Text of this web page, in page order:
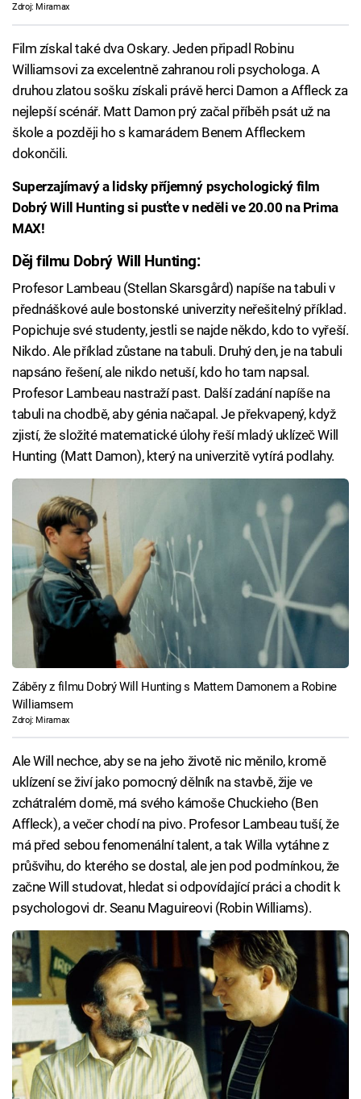
Zdroj: Miramax
Film získal také dva Oskary. Jeden připadl Robinu
Williamsovi za excelentně zahranou roli psychologa. A
druhou zlatou sošku získali právě herci Damon a Affleck za
nejlepší scénář. Matt Damon prý začal příběh psát už na
škole a později ho s kamarádem Benem Affleckem
dokončili.
Superzajímavý a lidsky příjemný psychologický film
Dobrý Will Hunting si pusťte v neděli ve 20.00 na Prima
MAX!
Děj filmu Dobrý Will Hunting:
Profesor Lambeau (Stellan Skarsgård) napíše na tabuli v
přednáškové aule bostonské univerzity neřešitelný příklad.
Popichuje své studenty, jestli se najde někdo, kdo to vyřeší.
Nikdo. Ale příklad zůstane na tabuli. Druhý den, je na tabuli
napsáno řešení, ale nikdo netuší, kdo ho tam napsal.
Profesor Lambeau nastraží past. Další zadání napíše na
tabuli na chodbě, aby génia načapal. Je překvapený, když
zjistí, že složité matematické úlohy řeší mladý uklízeč Will
Hunting (Matt Damon), který na univerzitě vytírá podlahy.
Záběry z filmu Dobrý Will Hunting s Mattem Damonem a Robine
Williamsem
Zdroj: Miramax
Ale Will nechce, aby se na jeho životě nic měnilo, kromě
uklízení se živí jako pomocný dělník na stavbě, žije ve
zchátralém domě, má svého kámoše Chuckieho (Ben
Affleck), a večer chodí na pivo. Profesor Lambeau tuší, že
má před sebou fenomenální talent, a tak Willa vytáhne z
průšvihu, do kterého se dostal, ale jen pod podmínkou, že
začne Will studovat, hledat si odpovídající práci a chodit k
psychologovi dr. Seanu Maguireovi (Robin Williams).